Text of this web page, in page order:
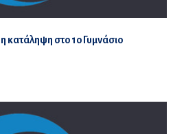
η κατάληψη στο 1ο Γυμνάσιο